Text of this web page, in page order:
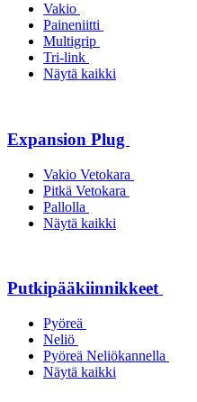
Vakio
Paineniitti
Multigrip
Tri-link
Näytä kaikki
Expansion Plug
Vakio Vetokara
Pitkä Vetokara
Pallolla
Näytä kaikki
Putkipääkiinnikkeet
Pyöreä
Neliö
Pyöreä Neliökannella
Näytä kaikki